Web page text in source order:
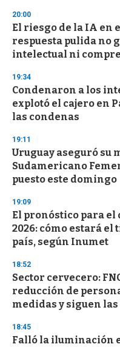
s
e
c
o
n
20:00
El riesgo de la IA en
respuesta pulida no
intelectual ni
19:34
Condenaron a los
explotó el cajero en
las condenas
19:11
Uruguay aseguró su
Sudamericano
puesto este domingo
19:09
El pronóstico para el
2026: cómo estará el
país, según Inumet
18:52
Sector cervecero:
reducción de
medidas y siguen
18:45
Falló la iluminación